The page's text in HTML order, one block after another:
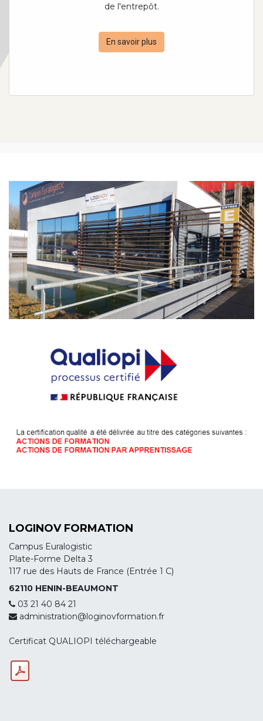
de l'entrepôt.
En savoir plus
LOGINOV FORMATION
Campus Euralogistic
Plate-Forme Delta 3
117 rue des Hauts de France (Entrée 1 C)
62110 HENIN-BEAUMONT
03 21 40 84 21
administration@loginovformation.fr
Certificat QUALIOPI téléchargeable